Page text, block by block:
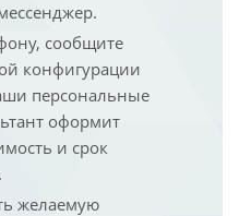
сообщите
конфигурации
персональные
оформит
и срок
желаемую